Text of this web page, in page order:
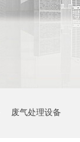
废气处理设备